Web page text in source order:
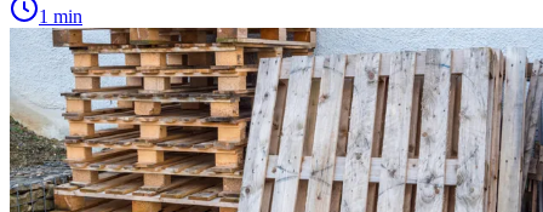
1 min